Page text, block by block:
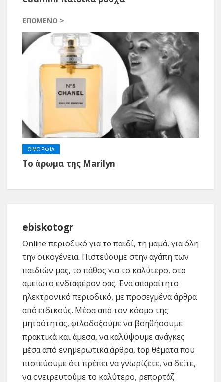
ΕΠΌΜΕΝΟ >
ΟΜΟΡΦΙΑ
Το άρωμα της Marilyn
ebiskotogr
Online περιοδικό για το παιδί, τη μαμά, για όλη
την οικογένεια. Πιστεύουμε στην αγάπη των
παιδιών μας, το πάθος για το καλύτερο, στο
αμείωτο ενδιαφέρον σας. Ένα απαραίτητο
ηλεκτρονικό περιοδικό, με προσεγμένα άρθρα
από ειδικούς. Μέσα από τον κόσμο της
μητρότητας, φιλοδοξούμε να βοηθήσουμε
πρακτικά και άμεσα, να καλύψουμε ανάγκες
μέσα από ενημερωτικά άρθρα, top θέματα που
πιστεύουμε ότι πρέπει να γνωρίζετε, να δείτε,
να ονειρευτούμε το καλύτερο, ρεπορτάζ